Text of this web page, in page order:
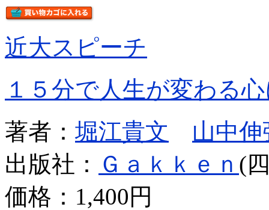
近大スピーチ
１５分で人生が変わる
著者： 堀江貴文
山中伸
出版社： Ｇａｋｋｅｎ (
価格： 1,400円